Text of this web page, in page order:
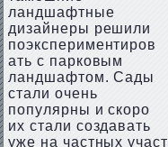
ландшафтные
дизайнеры решили
поэкспериментиров
ать с парковым
ландшафтом. Сады
стали очень
популярны и скоро
их стали создавать
уже на частных